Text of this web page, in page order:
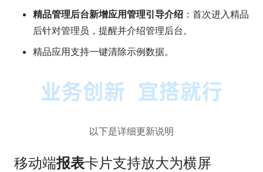
精品管理后台新增应用管理引导介绍 ：首次进入精品
后针对管理员，提醒并介绍管理后台。
精品应用支持一键清除示例数据。
以下是详细更新说明
移动端报表卡片支持放大为横屏